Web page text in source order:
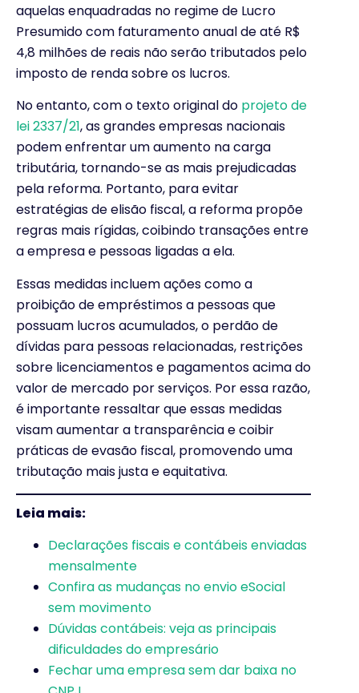
aquelas enquadradas no regime de Lucro
Presumido com faturamento anual de até R$
4,8 milhões de reais não serão tributados pelo
imposto de renda sobre os lucros.
No entanto, com o texto original do projeto de
lei 2337/21, as grandes empresas nacionais
podem enfrentar um aumento na carga
tributária, tornando-se as mais prejudicadas
pela reforma. Portanto, para evitar
estratégias de elisão fiscal, a reforma propõe
regras mais rígidas, coibindo transações entre
a empresa e pessoas ligadas a ela.
Essas medidas incluem ações como a
proibição de empréstimos a pessoas que
possuam lucros acumulados, o perdão de
dívidas para pessoas relacionadas, restrições
sobre licenciamentos e pagamentos acima do
valor de mercado por serviços. Por essa razão,
é importante ressaltar que essas medidas
visam aumentar a transparência e coibir
práticas de evasão fiscal, promovendo uma
tributação mais justa e equitativa.
Leia mais:
Declarações fiscais e contábeis enviadas
mensalmente
Confira as mudanças no envio eSocial
sem movimento
Dúvidas contábeis: veja as principais
dificuldades do empresário
Fechar uma empresa sem dar baixa no